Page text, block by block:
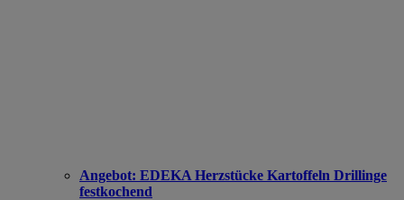
Angebot: EDEKA Herzstücke Kartoffeln Drillinge
festkochend